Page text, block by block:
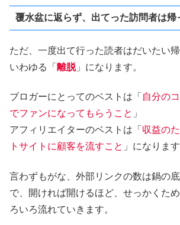
覆水盆に返らず、出てった訪問者は帰
ただ、一度出て行った読者はだいたい帰
いわゆる「 離脱」になります。
ブロガーにとってのベストは「 自分の
でファンになってもらうこと 」
アフィリエイターのベストは「 収益の
トサイトに顧客を流すこと 」になります
言わずもがな、外部リンクの数は鍋の
で、開ければ開けるほど、せっかくた
ろいろ流れていきます。